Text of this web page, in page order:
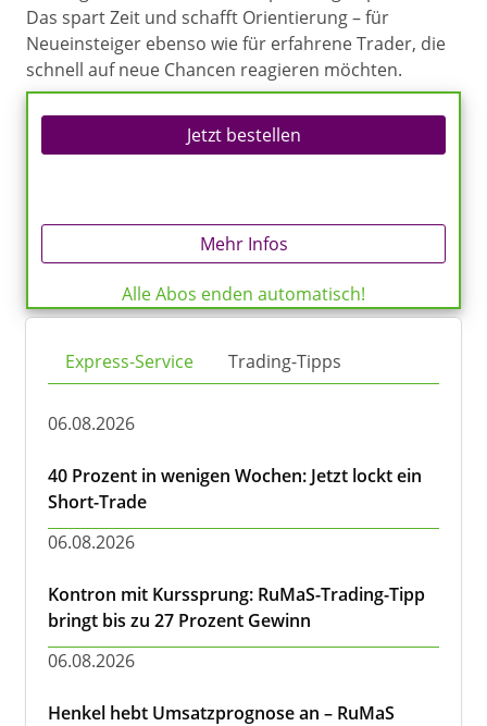
Das spart Zeit und schafft Orientierung – für
Neueinsteiger ebenso wie für erfahrene Trader, die
schnell auf neue Chancen reagieren möchten.
Jetzt bestellen
Mehr Infos
Alle Abos enden automatisch!
Express-Service Trading-Tipps
06.08.2026
40 Prozent in wenigen Wochen: Jetzt lockt ein
Short-Trade
06.08.2026
Kontron mit Kurssprung: RuMaS-Trading-Tipp
bringt bis zu 27 Prozent Gewinn
06.08.2026
Henkel hebt Umsatzprognose an – RuMaS